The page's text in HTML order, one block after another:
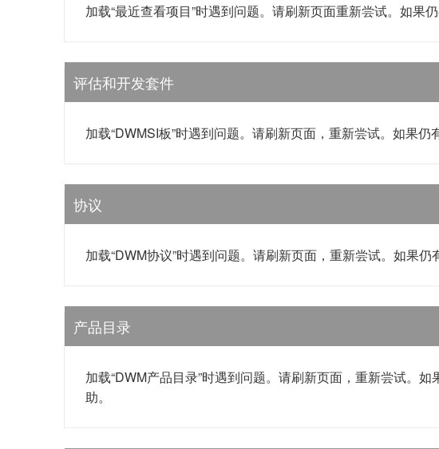
加载“最近查看项目”时遇到问题。请刷新页面重新尝试。如果
评估和开发套件
加载“DWMSI板”时遇到问题。请刷新页面，重新尝试。如果
协议
加载“DWM协议”时遇到问题。请刷新页面，重新尝试。如果
产品目录
加载“DWM产品目录”时遇到问题。请刷新页面，重新尝试。
助。